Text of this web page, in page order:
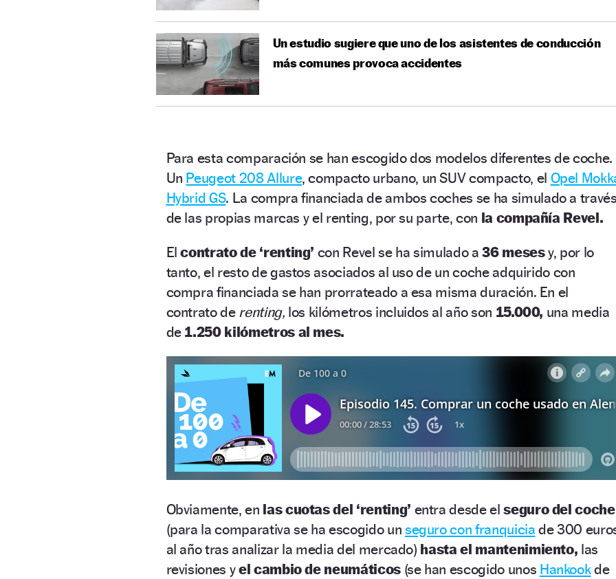
Un estudio sugiere que uno de los asistentes de conducción
más comunes provoca accidentes
Para esta comparación se han escogido dos modelos diferentes de coche.
Un Peugeot 208 Allure, compacto urbano, un SUV compacto, el Opel
Hybrid GS. La compra financiada de ambos coches se ha simulado a
de las propias marcas y el renting, por su parte, con la compañía Revel.
El contrato de ‘renting’ con Revel se ha simulado a 36 mesesy, por lo
tanto, el resto de gastos asociados al uso de un coche adquirido con
compra financiada se han prorrateado a esa misma duración. En el
contrato de renting, los kilómetros incluidos al año son 15.000, una media
de 1.250 kilómetros al mes.
Obviamente, en las cuotas del ‘renting’ entra desde elseguro del coche
(para la comparativa se ha escogido un seguro con franquicia de 300
al año tras analizar la media del mercado) hasta el mantenimiento, las
revisiones yel cambio de neumáticos (se han escogido unos Hankookde